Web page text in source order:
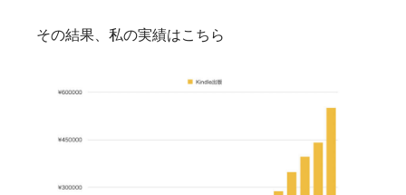
その結果、私の実績はこちら